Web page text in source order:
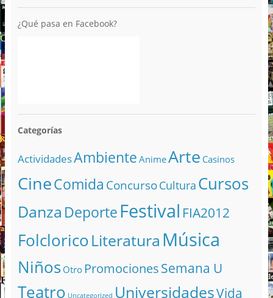
¿Qué pasa en Facebook?
Categorías
ActividadesAmbiente AnimeArte Casinos
CineComida ConcursoCultura Cursos
Danza DeporteFestival FIA2012
FolcloricoLiteratura Música
Niños Otro PromocionesSemana U
Teatro Uncategorized UniversidadesVida